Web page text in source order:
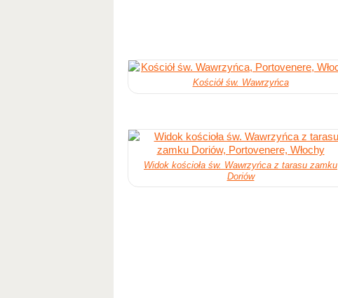
Kościół św. Wawrzyńca
Widok kościoła św. Wawrzyńca z tarasu zamku
Doriów